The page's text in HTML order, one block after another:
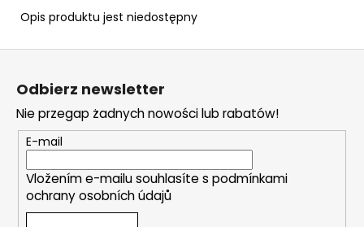
Opis produktu jest niedostępny
zł
S
Odbierz newsletter
Nie przegap żadnych nowości lub rabatów!
E-mail
Vložením e-mailu souhlasíte s podmínkami
ochrany osobních údajů